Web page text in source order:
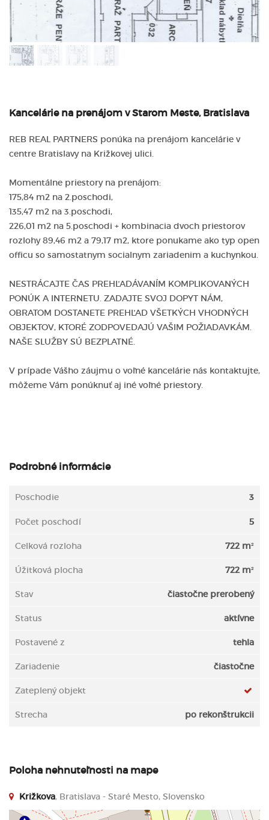
Kancelárie na prenájom v Starom Meste, Bratislava
REB REAL PARTNERS ponúka na prenájom kancelárie v
centre Bratislavy na Križkovej ulici.
Momentálne priestory na prenájom:
175,84 m2 na 2.poschodi,
135,47 m2 na 3.poschodi,
226,01 m2 na 5.poschodi + kombinacia dvoch priestorov
rozlohy 89,46 m2 a 79,17 m2, ktore ponukame ako typ open
officu so samostatnym socialnym zariadenim a kuchynkou.
NESTRÁCAJTE ČAS PREHĽADÁVANÍM KOMPLIKOVANÝCH
PONÚK A INTERNETU. ZADAJTE SVOJ DOPYT NÁM,
OBRATOM DOSTANETE PREHĽAD VŠETKÝCH VHODNÝCH
OBJEKTOV, KTORÉ ZODPOVEDAJÚ VAŠIM POŽIADAVKÁM.
NAŠE SLUŽBY SÚ BEZPLATNÉ.
V prípade Vášho záujmu o voľné kancelárie nás kontaktujte,
môžeme Vám ponúknuť aj iné voľné priestory.
Podrobné informácie
Poschodie 3
Počet poschodí 5
Celková rozloha 722 m²
Úžitková plocha 722 m²
Stav čiastočne prerobený
Status aktívne
Postavené z tehla
Zariadenie čiastočne
Zateplený objekt
Strecha po rekonštrukcii
Poloha nehnuteľnosti na mape
Križkova, Bratislava - Staré Mesto, Slovensko